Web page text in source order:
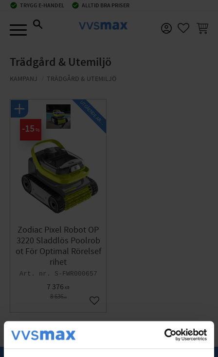
check_circle TRYGG E-HANDEL check_circle ALLTID BRA PRISER
Trädgård & Utemiljö
KAMPANJ TRÄDGÅRD & UTEMILJÖ
Zodiac Pixel Robot OP
3220 Sladdlös Poolrob
ot För Optimal Rörelsef
rihet
S-FWR000657
7 376 KR
8 636KR
15 % U
T
G
Å
E
N
D
E
A
R
T
I
K
E
L
Lägg till i favoriter